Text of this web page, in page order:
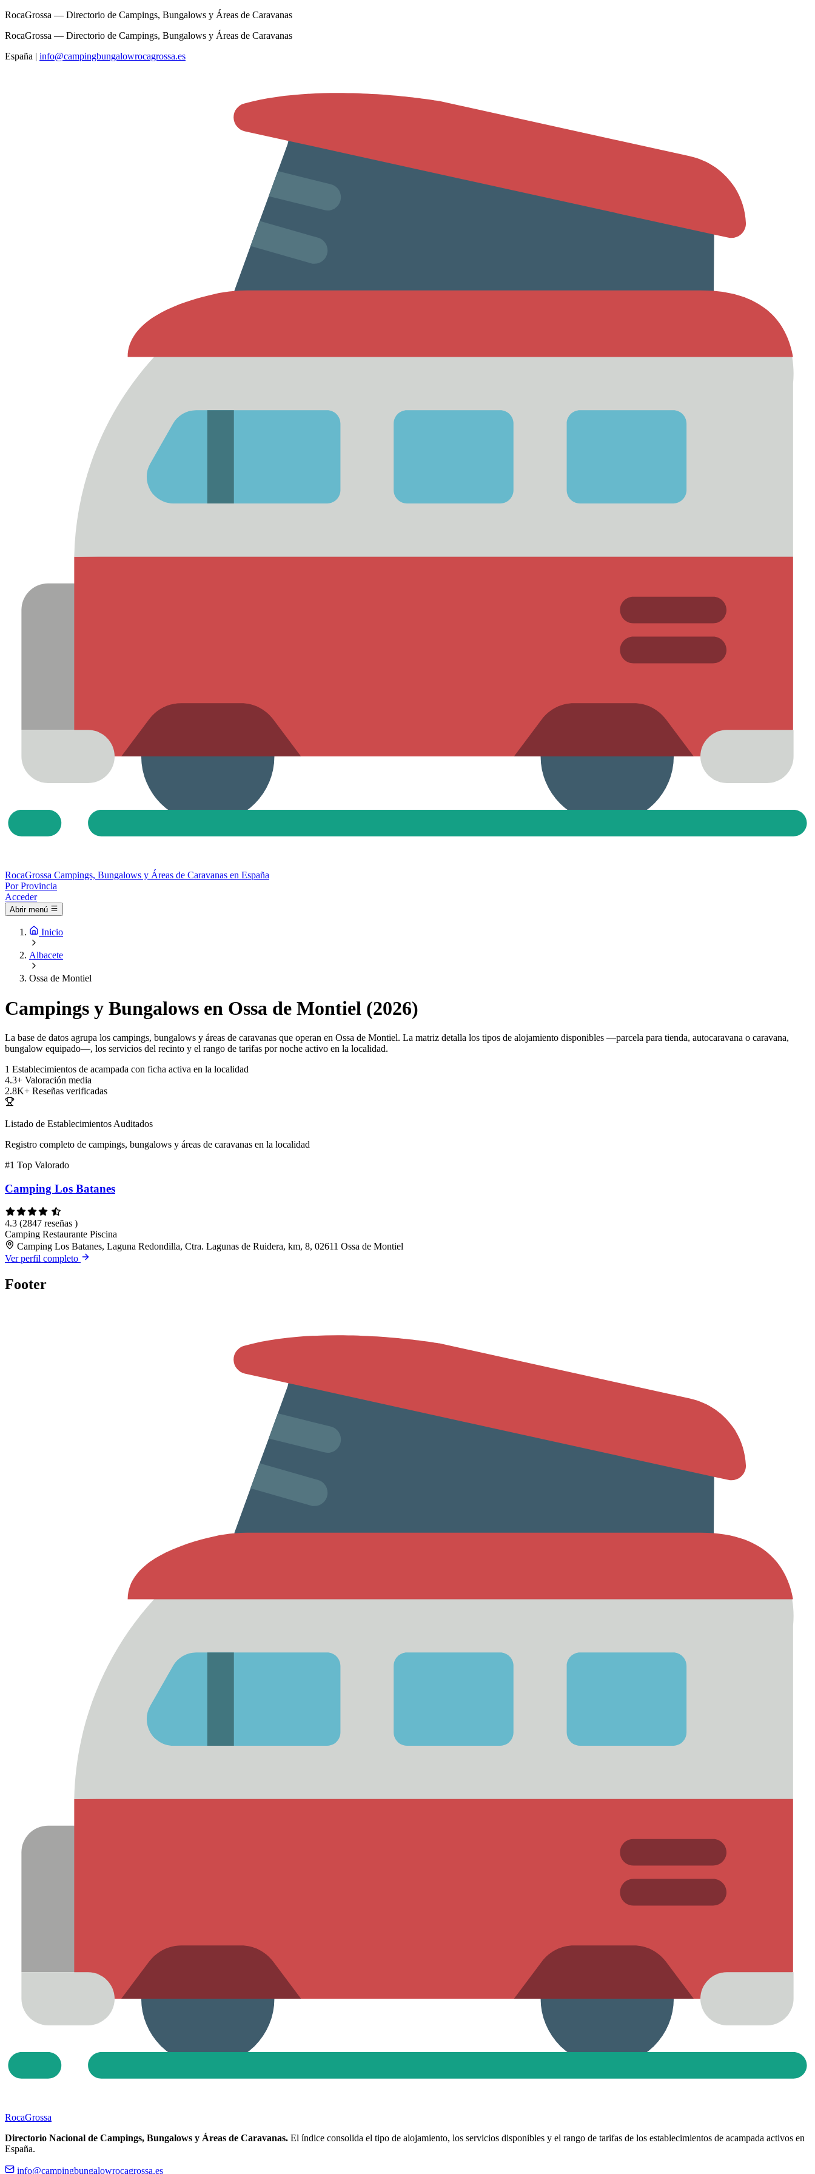
RocaGrossa — Directorio de Campings, Bungalows y Áreas de Caravanas
RocaGrossa — Directorio de Campings, Bungalows y Áreas de Caravanas
España | info@campingbungalowrocagrossa.es
RocaGrossa Campings, Bungalows y Áreas de Caravanas en España
Por Provincia
Acceder
Abrir menú
Inicio
Albacete
Ossa de Montiel
Campings y Bungalows en Ossa de Montiel (2026)
La base de datos agrupa los campings, bungalows y áreas de caravanas que operan en Ossa de Montiel. La matriz detalla los tipos de alojamiento disponibles —parcela para tienda, autocaravana o caravana,
bungalow equipado—, los servicios del recinto y el rango de tarifas por noche activo en la localidad.
1 Establecimientos de acampada con ficha activa en la localidad
4.3+ Valoración media
2.8K+ Reseñas verificadas
Listado de Establecimientos Auditados
Registro completo de campings, bungalows y áreas de caravanas en la localidad
#1 Top Valorado
Camping Los Batanes
4.3 (2847 reseñas )
Camping Restaurante Piscina
Camping Los Batanes, Laguna Redondilla, Ctra. Lagunas de Ruidera, km, 8, 02611 Ossa de Montiel
Ver perfil completo
Footer
RocaGrossa
Directorio Nacional de Campings, Bungalows y Áreas de Caravanas. El índice consolida el tipo de alojamiento, los servicios disponibles y el rango de tarifas de los establecimientos de acampada activos en
España.
info@campingbungalowrocagrossa.es